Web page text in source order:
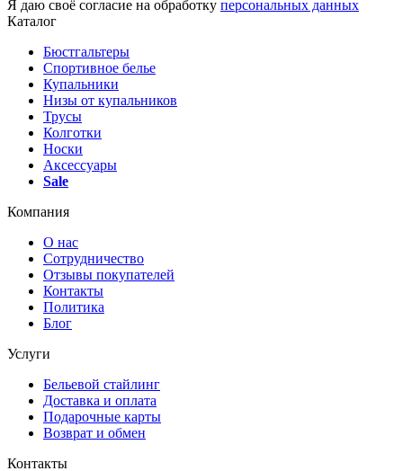
Я даю своё согласие на обработку персональных данных
Каталог
Бюстгальтеры
Спортивное белье
Купальники
Низы от купальников
Трусы
Колготки
Носки
Аксессуары
Sale
Компания
О нас
Сотрудничество
Отзывы покупателей
Контакты
Политика
Блог
Услуги
Бельевой стайлинг
Доставка и оплата
Подарочные карты
Возврат и обмен
Контакты